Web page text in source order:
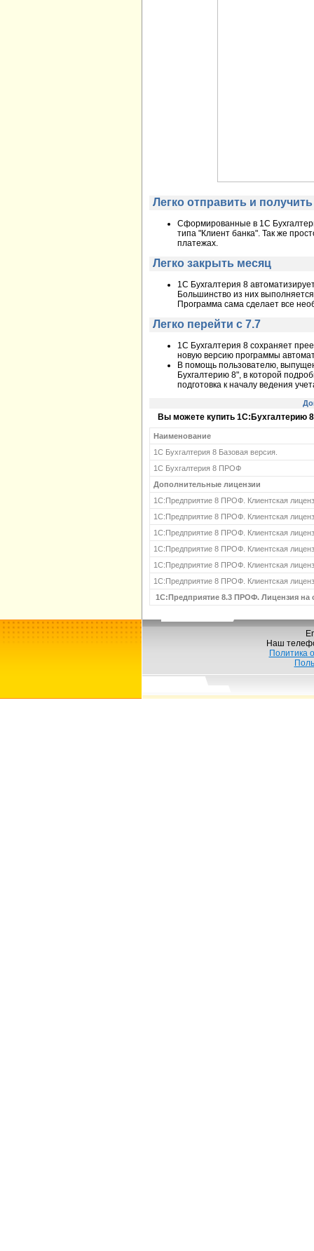
Легко отправить и
Сформированные в 1С
типа "Клиент банка". Так же
платежах.
Легко закрыть месяц
1С Бухгалтерия 8
Большинство из них
Программа сама сделает все
Легко перейти с 7.7
1С Бухгалтерия 8 сохраняет
новую версию программы
В помощь пользователю,
Бухгалтерию 8", в которой
подготовка к началу ведения
Вы можете купить 1С:Бухгалтерию 8
Наименование
1C Бухгалтерия 8 Базовая версия.
1C Бухгалтерия 8 ПРОФ
Дополнительные лицензии
1С:Предприятие 8 ПРОФ. Клиентская
1С:Предприятие 8 ПРОФ. Клиентская
1С:Предприятие 8 ПРОФ. Клиентская
1С:Предприятие 8 ПРОФ. Клиентская
1С:Предприятие 8 ПРОФ. Клиентская
1С:Предприятие 8 ПРОФ. Клиентская
1С:Предприятие 8.3 ПРОФ. Лицензия на
Наш
Политика